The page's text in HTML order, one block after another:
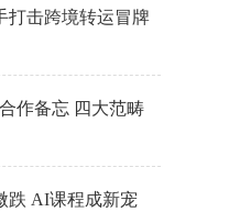
打击跨境转运冒牌
作备忘 四大范畴
跌 AI课程成新宠